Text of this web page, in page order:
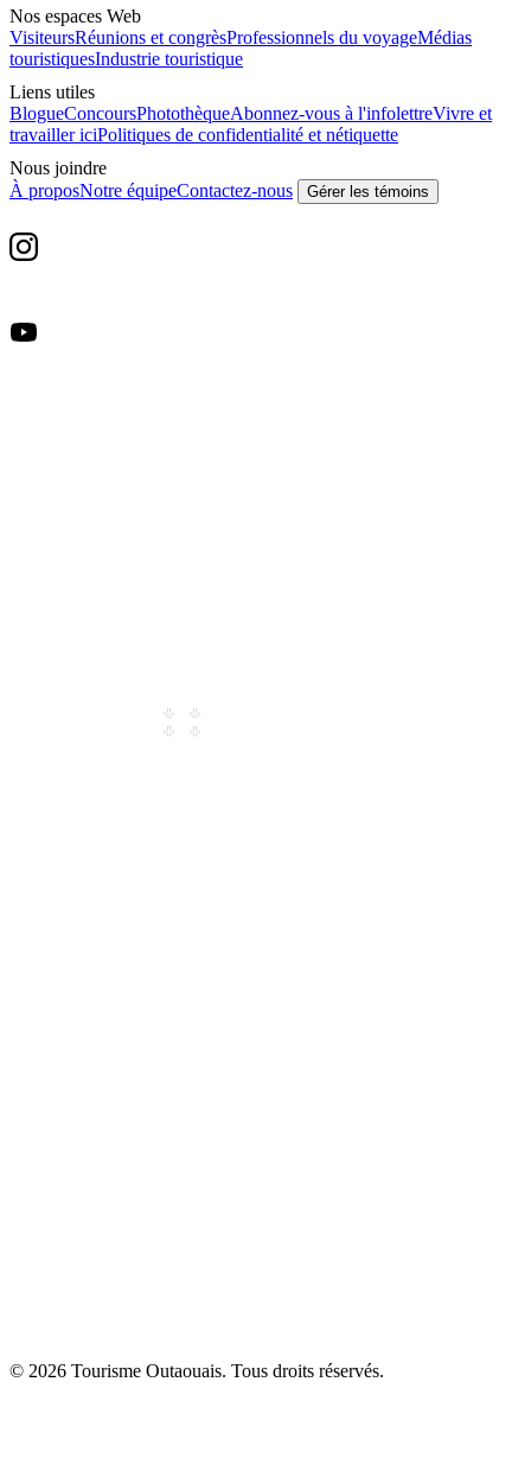
Nos espaces Web
VisiteursRéunions et congrèsProfessionnels du voyageMédias
touristiquesIndustrie touristique
Liens utiles
BlogueConcoursPhotothèqueAbonnez-vous à l'infolettreVivre et
travailler iciPolitiques de confidentialité et nétiquette
Nous joindre
À proposNotre équipeContactez-nous Gérer les témoins
© 2026 Tourisme Outaouais. Tous droits réservés.